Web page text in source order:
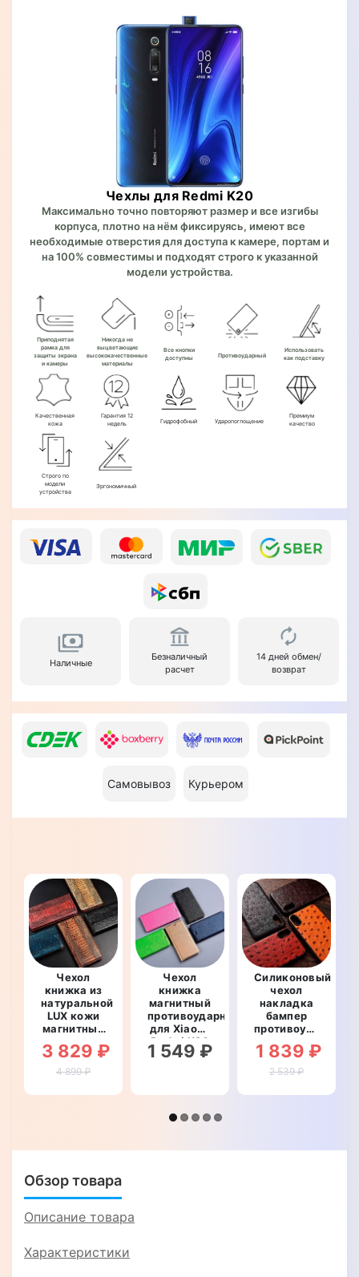
Чехлы для Redmi K20
Максимально точно повторяют размер и все изгибы
корпуса, плотно на нём фиксируясь, имеют все
необходимые отверстия для доступа к камере, портам и
на 100% совместимы и подходят строго к указанной
модели устройства.
Приподнятая
рамка для
защиты экрана
и камеры
Никогда не
выцветающие
высококачественные
материалы
Все кнопки
доступны
Противоударный
Использовать
как подставку
Качественная
кожа
Гарантия 12
недель
Гидрофобный Ударопоглощение
Премиум
качество
Строго по
модели
устройства
Эргономичный
Наличные
Безналичный
расчет
14 дней обмен/
возврат
Самовывоз Курьером
Чехол
книжка из
натуральной
LUX кожи
магнитный
противоударный
для Xiaomi
Redmi K20
LUXURY"
3 829 ₽
4 899 ₽
Чехол
книжка
магнитный
противоударный
для Xiaomi
Redmi K20
"HLT"
1 549 ₽
Силиконовый
чехол
накладка
бампер
противоударный
со
вставкой
из
кожи для
1 839 ₽
2 539 ₽
Обзор товара
Описание товара
Характеристики